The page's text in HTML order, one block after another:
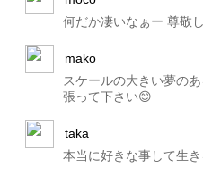
何だか凄いなぁー 尊敬
mako
スケールの大きい夢の
張って下さい😊
taka
本当に好きな事して生